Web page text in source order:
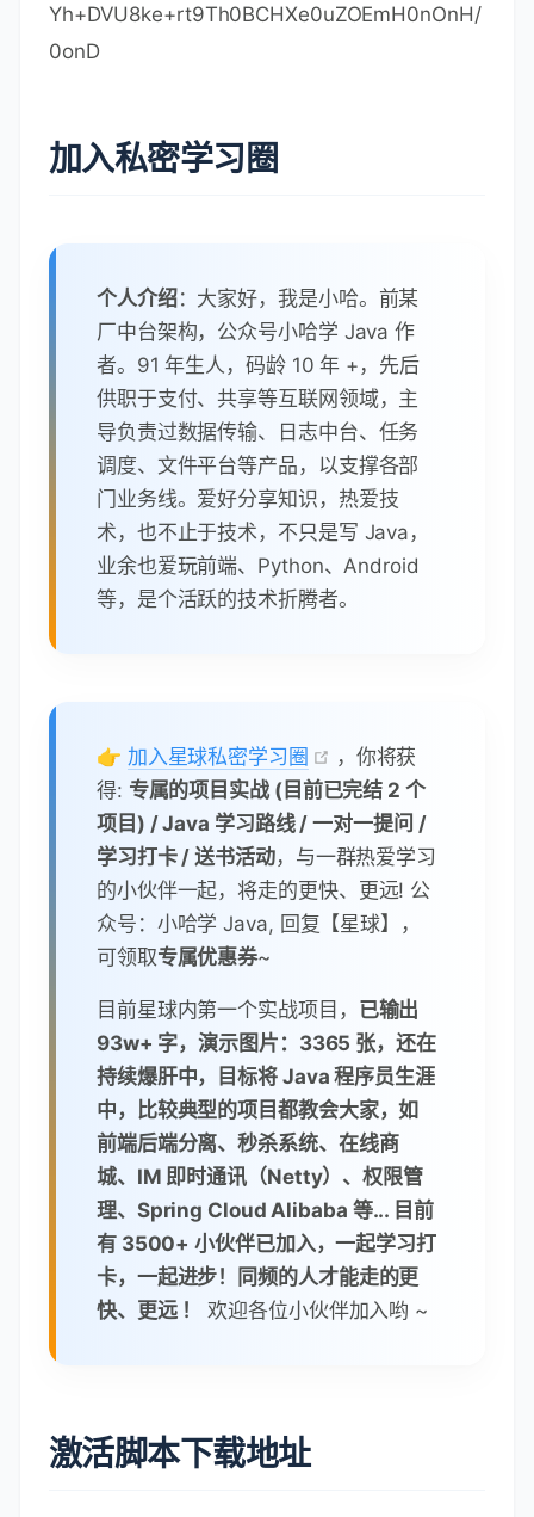
Yh+DVU8ke+rt9Th0BCHXe0uZOEmH0nOnH/
0onD
加入私密学习圈
个人介绍：大家好，我是小哈。前某
厂中台架构，公众号小哈学 Java 作
者。91 年生人，码龄 10 年 +，先后
供职于支付、共享等互联网领域，主
导负责过数据传输、日志中台、任务
调度、文件平台等产品，以支撑各部
门业务线。爱好分享知识，热爱技
术，也不止于技术，不只是写 Java，
业余也爱玩前端、Python、Android
等，是个活跃的技术折腾者。
👉 加入星球私密学习圈
，你将获
得: 专属的项目实战 (目前已完结 2 个
项目) / Java 学习路线 / 一对一提问 /
学习打卡 / 送书活动，与一群热爱学习
的小伙伴一起，将走的更快、更远! 公
众号：小哈学 Java, 回复【星球】，
可领取专属优惠券~
目前星球内第一个实战项目， 已输出
93w+ 字，演示图片：3365 张，还在
持续爆肝中，目标将 Java 程序员生涯
中，比较典型的项目都教会大家，如
前端后端分离、秒杀系统、在线商
城、IM 即时通讯（Netty）、权限管
理、Spring Cloud Alibaba 等... 目前
有 3500+ 小伙伴已加入，一起学习打
卡，一起进步！同频的人才能走的更
快、更远 ！
欢迎各位小伙伴加入哟 ~
激活脚本下载地址